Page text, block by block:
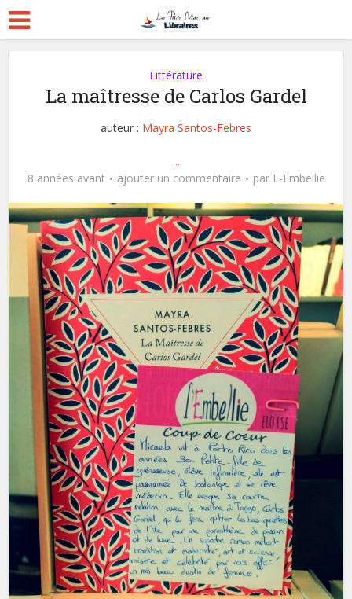
Littérature
La maîtresse de Carlos Gardel
auteur : Mayra Santos-Febres
...
8 années avant
ajouter un commentaire par L-Embellie